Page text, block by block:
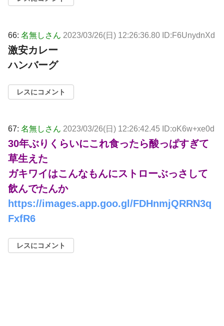
66: 名無しさん 2023/03/26(日) 12:26:36.80 ID:F6UnydnXd
激安カレー
ハンバーグ
レスにコメント
67: 名無しさん 2023/03/26(日) 12:26:42.45 ID:oK6w+xe0d
30年ぶりくらいにこれ食ったら酸っぱすぎて
草生えた
ガキワイはこんなもんにストローぶっさして
飲んでたんか
https://images.app.goo.gl/FDHnmjQRRN3q
FxfR6
レスにコメント